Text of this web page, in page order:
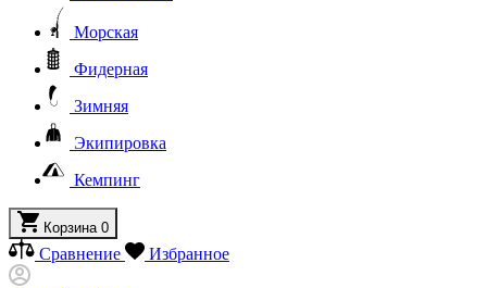
Морская
Фидерная
Зимняя
Экипировка
Кемпинг
Корзина 0
Сравнение Избранное